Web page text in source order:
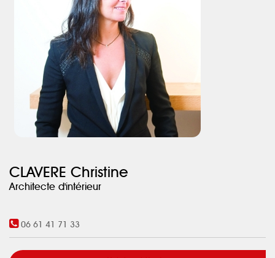
CLAVERE Christine
Architecte d'intérieur
06 61 41 71 33